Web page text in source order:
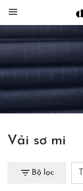
menu
Vải sơ mi
filter_list Bộ lọc